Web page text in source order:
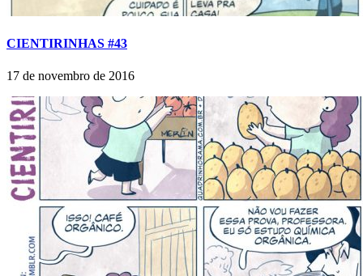
CIENTIRINHAS #43
17 de novembro de 2016